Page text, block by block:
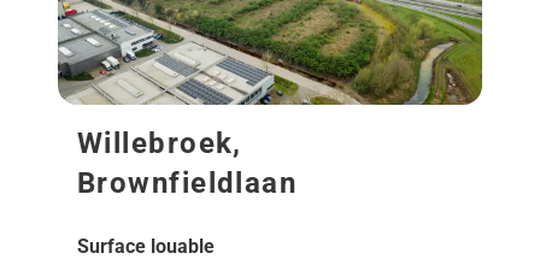
Willebroek,
Brownfieldlaan
Surface louable